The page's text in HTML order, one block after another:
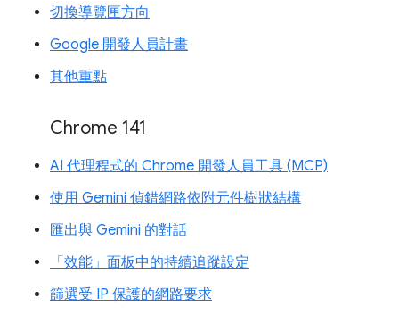
切換導覽匣方向
Google 開發人員計畫
其他重點
Chrome 141
AI 代理程式的 Chrome 開發人員工具 (MCP)
使用 Gemini 偵錯網路依附元件樹狀結構
匯出與 Gemini 的對話
「效能」面板中的持續追蹤設定
篩選受 IP 保護的網路要求